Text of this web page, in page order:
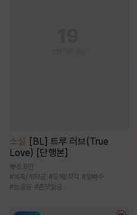
소설
[BL] 트루 러브(True
Love) [단행본]
6.8만
#복흑/계략공 #오해/착각 #얼빠수
#능글공 #존댓말공